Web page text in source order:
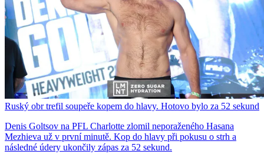
Ruský obr trefil soupeře kopem do hlavy. Hotovo bylo za 52 sekund
Denis Goltsov na PFL Charlotte zlomil neporaženého Hasana
Mezhieva už v první minutě. Kop do hlavy při pokusu o strh a
následné údery ukončily zápas za 52 sekund.